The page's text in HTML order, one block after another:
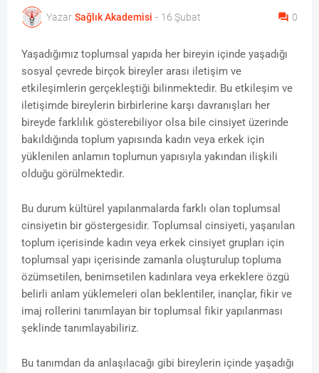
Yazar Sağlık Akademisi - 16 Şubat 0
Yaşadığımız toplumsal yapıda her bireyin içinde yaşadığı
sosyal çevrede birçok bireyler arası iletişim ve
etkileşimlerin gerçekleştiği bilinmektedir. Bu etkileşim ve
iletişimde bireylerin birbirlerine karşı davranışları her
bireyde farklılık gösterebiliyor olsa bile cinsiyet üzerinde
bakıldığında toplum yapısında kadın veya erkek için
yüklenilen anlamın toplumun yapısıyla yakından ilişkili
olduğu görülmektedir.
Bu durum kültürel yapılanmalarda farklı olan toplumsal
cinsiyetin bir göstergesidir. Toplumsal cinsiyeti, yaşanılan
toplum içerisinde kadın veya erkek cinsiyet grupları için
toplumsal yapı içerisinde zamanla oluşturulup topluma
özümsetilen, benimsetilen kadınlara veya erkeklere özgü
belirli anlam yüklemeleri olan beklentiler, inançlar, fikir ve
imaj rollerini tanımlayan bir toplumsal fikir yapılanması
şeklinde tanımlayabiliriz.
Bu tanımdan da anlaşılacağı gibi bireylerin içinde yaşadığı